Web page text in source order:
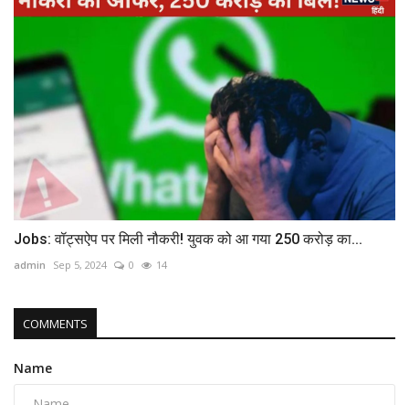
Jobs: वॉट्सऐप पर मिली नौकरी! युवक को आ गया 250 करोड़ का...
admin Sep 5, 2024 0 14
COMMENTS
Name